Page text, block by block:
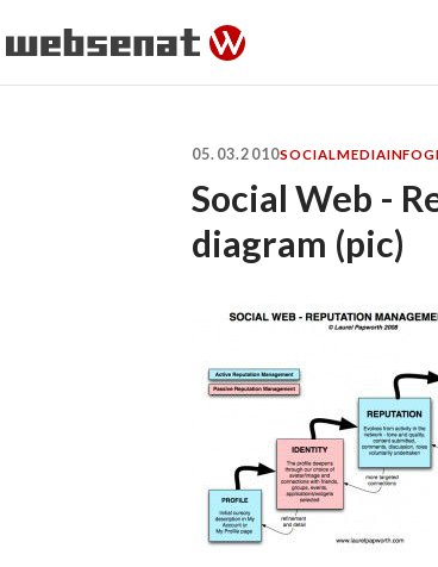
05.03.2010SOCIALMEDIA
Social Web -
diagram (pic)